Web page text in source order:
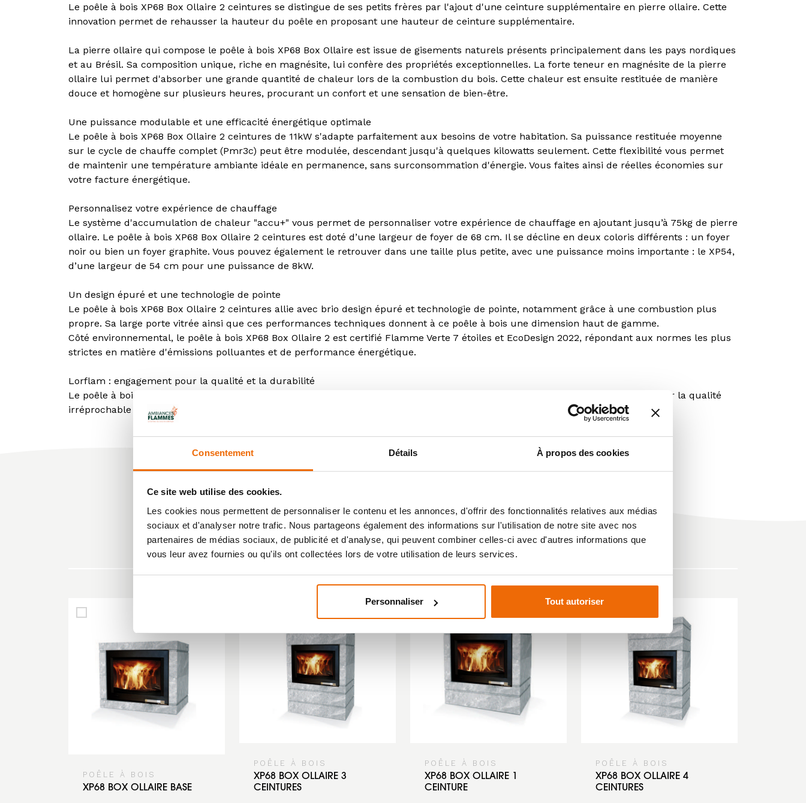
Consentement Détails À propos des cookies
Ce site web utilise des cookies.
Les cookies nous permettent de personnaliser le contenu et les annonces, d'offrir des fonctionnalités relatives aux médias
sociaux et d'analyser notre trafic. Nous partageons également des informations sur l'utilisation de notre site avec nos
partenaires de médias sociaux, de publicité et d'analyse, qui peuvent combiner celles-ci avec d'autres informations que
vous leur avez fournies ou qu'ils ont collectées lors de votre utilisation de leurs services.
Personnaliser Tout autoriser
Le poêle à bois XP68 Box Ollaire 2 ceintures se distingue de ses petits frères par l'ajout d'une ceinture supplémentaire en pierre ollaire. Cette
innovation permet de rehausser la hauteur du poêle en proposant une hauteur de ceinture supplémentaire.
La pierre ollaire qui compose le poêle à bois XP68 Box Ollaire est issue de gisements naturels présents principalement dans les pays nordiques
et au Brésil. Sa composition unique, riche en magnésite, lui confère des propriétés exceptionnelles. La forte teneur en magnésite de la pierre
ollaire lui permet d'absorber une grande quantité de chaleur lors de la combustion du bois. Cette chaleur est ensuite restituée de manière
douce et homogène sur plusieurs heures, procurant un confort et une sensation de bien-être.
Une puissance modulable et une efficacité énergétique optimale
Le poêle à bois XP68 Box Ollaire 2 ceintures de 11kW s'adapte parfaitement aux besoins de votre habitation. Sa puissance restituée moyenne
sur le cycle de chauffe complet (Pmr3c) peut être modulée, descendant jusqu'à quelques kilowatts seulement. Cette flexibilité vous permet
de maintenir une température ambiante idéale en permanence, sans surconsommation d'énergie. Vous faites ainsi de réelles économies sur
votre facture énergétique.
Personnalisez votre expérience de chauffage
Le système d'accumulation de chaleur "accu+" vous permet de personnaliser votre expérience de chauffage en ajoutant jusqu’à 75kg de pierre
ollaire. Le poêle à bois XP68 Box Ollaire 2 ceintures est doté d’une largeur de foyer de 68 cm. Il se décline en deux coloris différents : un foyer
noir ou bien un foyer graphite. Vous pouvez également le retrouver dans une taille plus petite, avec une puissance moins importante : le XP54,
d’une largeur de 54 cm pour une puissance de 8kW.
Un design épuré et une technologie de pointe
Le poêle à bois XP68 Box Ollaire 2 ceintures allie avec brio design épuré et technologie de pointe, notamment grâce à une combustion plus
propre. Sa large porte vitrée ainsi que ces performances techniques donnent à ce poêle à bois une dimension haut de gamme.
Côté environnemental, le poêle à bois XP68 Box Ollaire 2 est certifié Flamme Verte 7 étoiles et EcoDesign 2022, répondant aux normes les plus
strictes en matière d'émissions polluantes et de performance énergétique.
Lorflam : engagement pour la qualité et la durabilité
Le poêle à bois XP68 Box Ollaire 2 ceintures est conçu en France par Lorflam, qui dispose d’un savoir-faire artisanal reconnu pour la qualité
irréprochable de ses produits. Ce poêle à bois est garanti 7 ans.
Vous aimerez aussi
POÊLE À BOIS
XP68 BOX OLLAIRE BASE
POÊLE À BOIS
XP68 BOX OLLAIRE 3
CEINTURES
POÊLE À BOIS
XP68 BOX OLLAIRE 1
CEINTURE
POÊLE À BOIS
XP68 BOX OLLAIRE 4
CEINTURES